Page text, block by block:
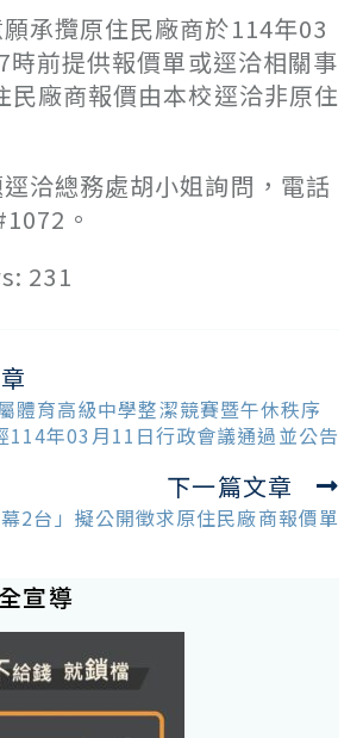
承攬原住民廠商於114年03
時前提供報價單或逕洽相關事
民廠商報價由本校逕洽非原住
洽總務處胡小姐詢問，電話
。
231
體育高級中學整潔競賽暨午休秩序
114年03月11日行政會議通過並公告
下一篇文章
幕2台」擬公開徵求原住民廠商報價單
宣導